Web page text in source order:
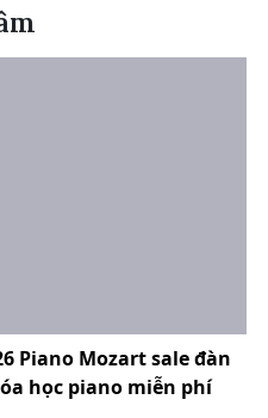
Piano Mozart sale đàn
học piano miễn phí